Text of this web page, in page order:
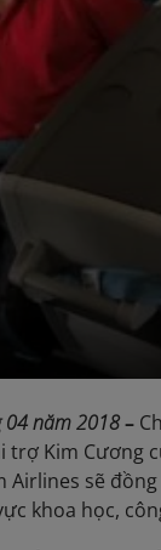
04 năm 2018–
Kim Cương
Airlines sẽ
khoa học,